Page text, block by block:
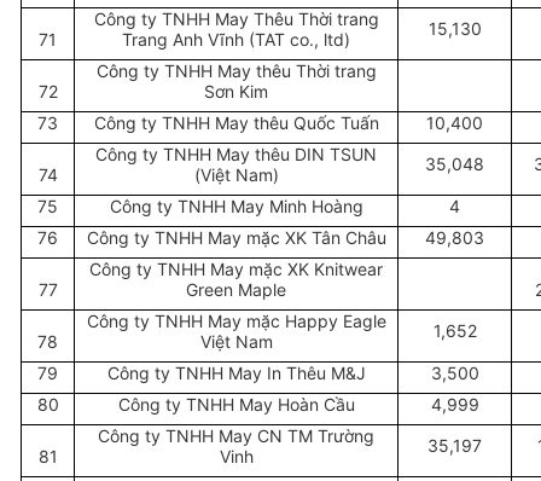
71
Công ty TNHH May Thêu Thời trang
Trang Anh Vĩnh (TAT co., ltd)
15,130
72
Công ty TNHH May thêu Thời trang
Sơn Kim
73
Công ty TNHH May thêu Quốc Tuấn 10,400
74
Công ty TNHH May thêu DIN TSUN
(Việt Nam)
35,048
75 Công ty TNHH May Minh Hoàng
4
76
Công ty TNHH May mặc XK Tân Châu 49,803
77
Công ty TNHH May mặc XK Knitwear
Green Maple
78
Công ty TNHH May mặc Happy Eagle
Việt Nam
1,652
79 Công ty TNHH May In Thêu M&J
3,500
80
Công ty TNHH May Hoàn Cầu 4,999
81
Công ty TNHH May CN TM Trường
Vinh
35,197